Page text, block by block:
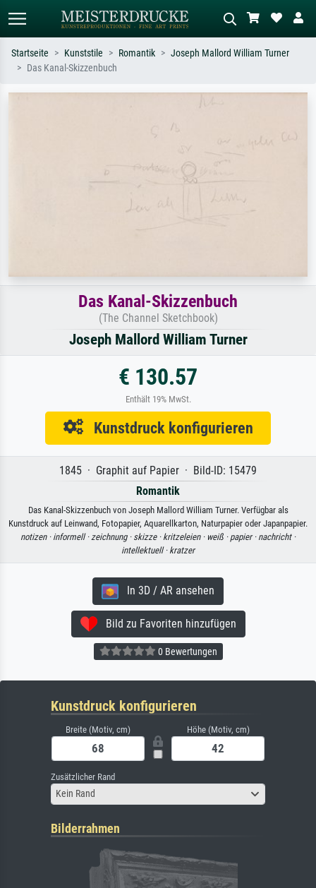
Beschreiben Sie die Szene – z.B. Grüne
Ölgemälde, Stehender Akt neben einem
Baum.
Startseite Kunststile Romantik
Joseph Mallord William Turner
Das Kanal-Skizzenbuch
Das Kanal-Skizzenbuch
(The Channel Sketchbook)
Joseph Mallord William Turner
€ 130.57
Enthält 19% MwSt.
Kunstdruck konfigurieren
1845 · Graphit auf Papier · Bild-ID: 15479
Romantik
Das Kanal-Skizzenbuch von Joseph Mallord William Turner. Verfügbar als
Kunstdruck auf Leinwand, Fotopapier, Aquarellkarton, Naturpapier oder Japanpapier.
notizen · informell · zeichnung · skizze · kritzeleien · weiß · papier · nachricht ·
intellektuell · kratzer
In 3D / AR ansehen
Bild zu Favoriten hinzufügen
0 Bewertungen
Kunstdruck konfigurieren
Breite (Motiv, cm) Höhe (Motiv, cm)
Zusätzlicher Rand
Kein Rand
Bilderrahmen